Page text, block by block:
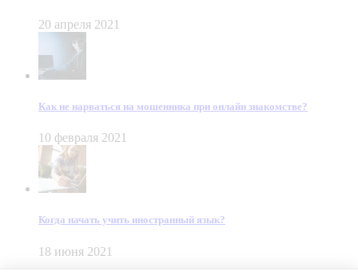
20 апреля 2021
Как не нарваться на мошенника при онлайн знакомстве?
10 февраля 2021
Когда начать учить иностранный язык?
18 июня 2021